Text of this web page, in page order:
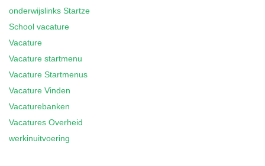
onderwijslinks Startze
School vacature
Vacature
Vacature startmenu
Vacature Startmenus
Vacature Vinden
Vacaturebanken
Vacatures Overheid
werkinuitvoering